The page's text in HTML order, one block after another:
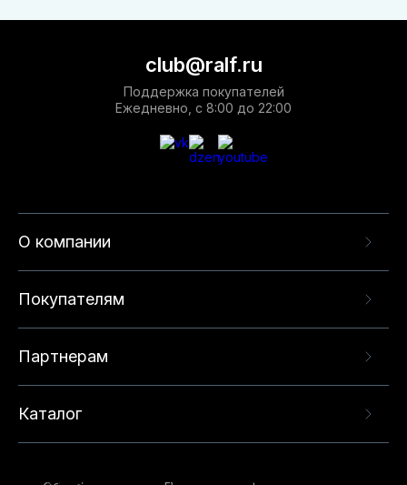
О компании
Покупателям
Партнерам
Каталог
club@ralf.ru
Поддержка покупателей
Ежедневно, с 8:00 до 22:00